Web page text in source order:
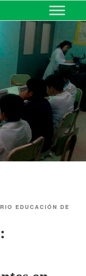
EDUCACIÓN DE